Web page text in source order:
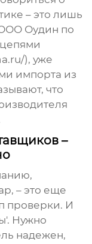
– это лишь
Оудин по
), уже
импорта из
что
–
– это еще
проверки. И
Нужно
надежен,